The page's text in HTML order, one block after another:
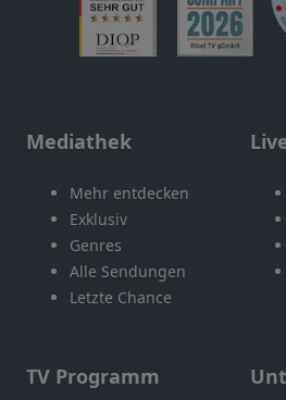
Mediathek
Mehr entdecken
Exklusiv
Genres
Alle Sendungen
Letzte Chance
TV Programm